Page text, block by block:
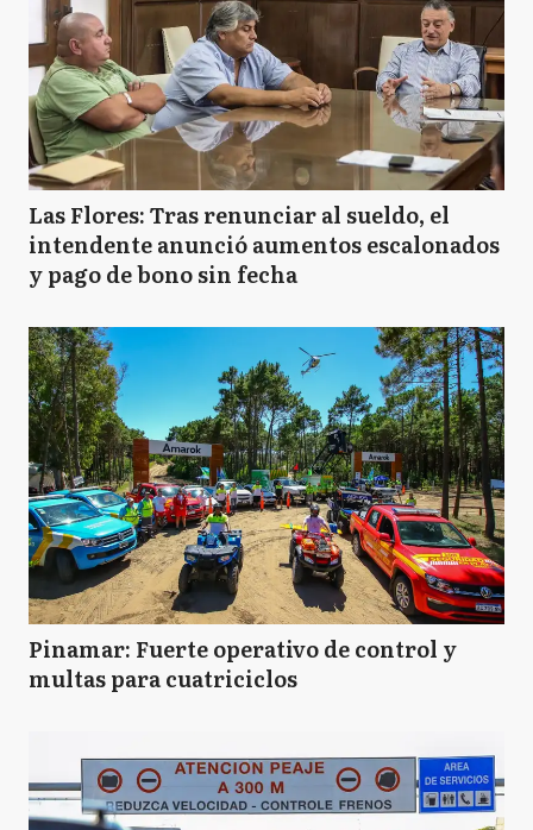
Las Flores: Tras renunciar al sueldo, el
intendente anunció aumentos escalonados
y pago de bono sin fecha
Pinamar: Fuerte operativo de control y
multas para cuatriciclos